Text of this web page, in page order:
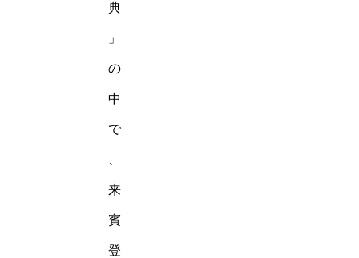
典
」
の
中
で
来
賓
登